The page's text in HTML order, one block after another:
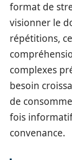
format de
visionner le
répétitions,
complexes
besoin
de
fois
convenance.